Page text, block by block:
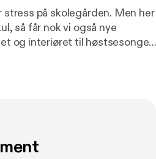
stress på skolegården. Men her
så får nok vi også nye
og interiøret til høstsesongen